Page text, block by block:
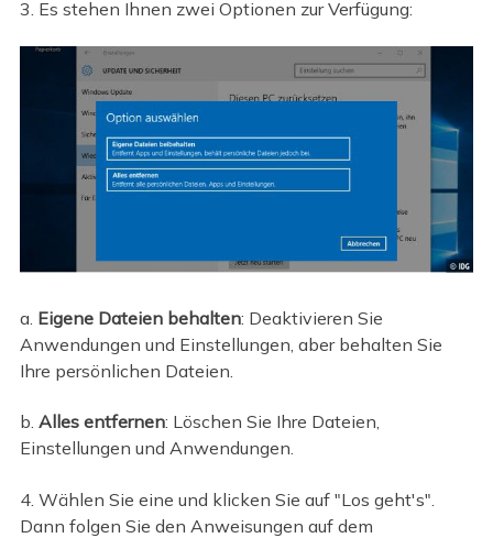
3. Es stehen Ihnen zwei Optionen zur Verfügung:
a. Eigene Dateien behalten: Deaktivieren Sie
Anwendungen und Einstellungen, aber behalten Sie
Ihre persönlichen Dateien.
b. Alles entfernen: Löschen Sie Ihre Dateien,
Einstellungen und Anwendungen.
4. Wählen Sie eine und klicken Sie auf "Los geht's".
Dann folgen Sie den Anweisungen auf dem